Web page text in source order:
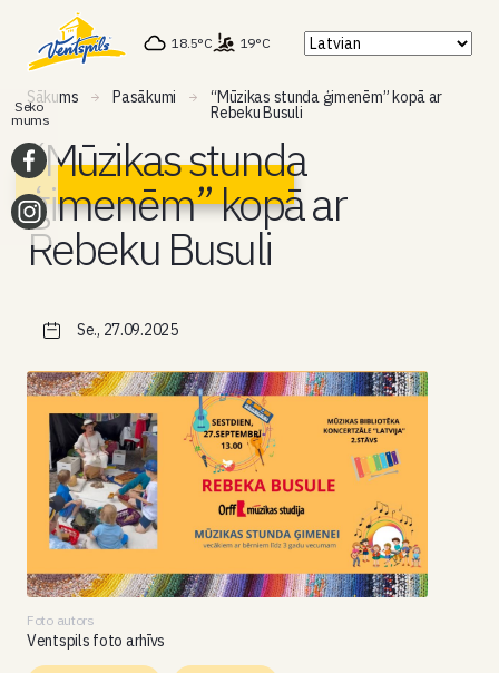
18.5°C 19°C
Sākums Pasākumi “Mūzikas stunda ģimenēm” kopā ar
Rebeku Busuli
“Mūzikas stunda
ģimenēm” kopā ar
Rebeku Busuli
Se., 27.09.2025
Foto autors
Ventspils foto arhīvs
Seko
mums